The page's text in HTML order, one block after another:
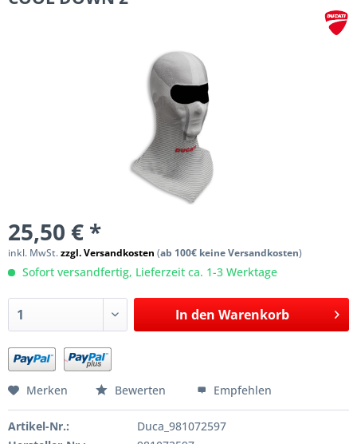
25,50 € *
inkl. MwSt.zzgl. Versandkosten (ab 100€ keine Versandkosten)
Sofort versandfertig, Lieferzeit ca. 1-3 Werktage
In den Warenkorb
Merken Bewerten Empfehlen
Artikel-Nr.:
Duca_981072597